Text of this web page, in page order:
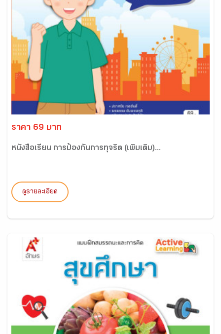
ราคา 69 บาท
หนังสือเรียน การป้องกันการทุจริต (เพิ่มเติม)...
ดูรายละเอียด